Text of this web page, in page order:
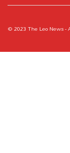
© 2023The Leo News-